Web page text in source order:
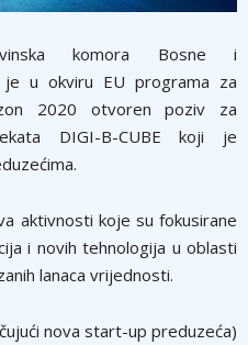
komora Bosne i
je u okviru EU programa za
2020 otvoren poziv za
DIGI-B-CUBE koji je
aktivnosti koje su fokusirane
i novih tehnologija u oblasti
lanaca vrijednosti.
nova start-up preduzeća)